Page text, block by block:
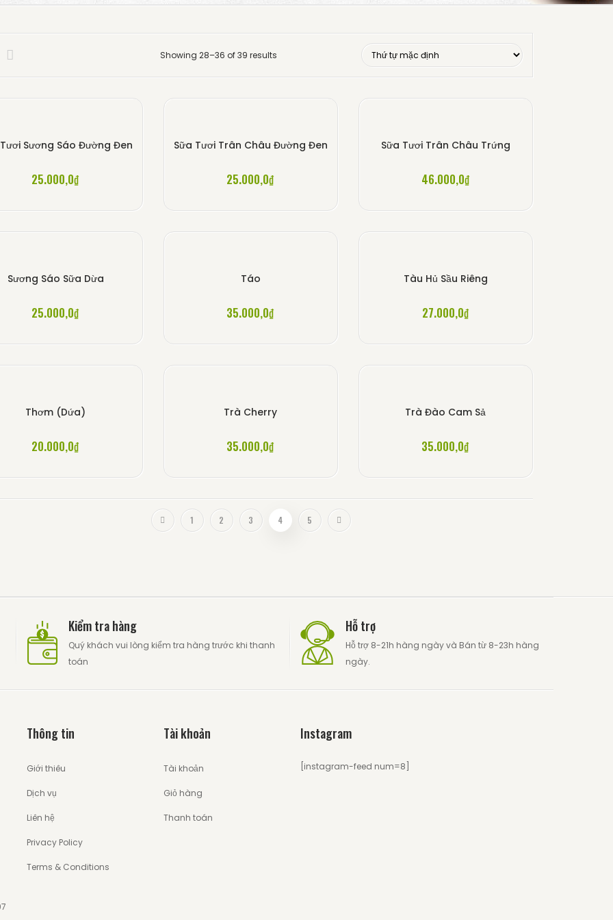
Showing 28–36 of 39 results
Sương Sáo Đường Đen
25.000,0₫
Sữa Tươi Trân Châu Đường Đen
25.000,0₫
Sữa Tươi Trân Châu Trứng
46.000,0₫
Sương Sáo Sữa Dừa
25.000,0₫
Táo
35.000,0₫
Tàu Hủ Sầu Riêng
27.000,0₫
Thơm (Dứa)
20.000,0₫
Trà Cherry
35.000,0₫
Trà Đào Cam Sả
35.000,0₫
1 2 3 4 5
Kiểm tra hàng
Quý khách vui lòng kiểm tra hàng trước khi thanh
toán
Hỗ trợ
Hỗ trợ 8-21h hàng ngày và Bán từ 8-23h hàng
ngày.
Thông tin
Giới thiêu
Dịch vụ
Liên hệ
Privacy Policy
Terms & Conditions
Tài khoản
Tài khoản
Giỏ hàng
Thanh toán
Instagram
[instagram-feed num=8]